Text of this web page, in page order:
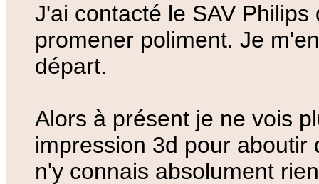
J'ai contacté le SAV
promener poliment. Je
départ.
Alors à présent je ne vois
impression 3d pour aboutir
n'y connais absolument